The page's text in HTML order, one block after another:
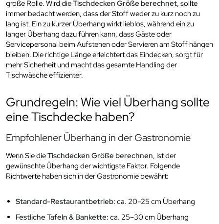
große Rolle. Wird dieTischdecken Größe berechnet, sollte
immer bedacht werden, dass der Stoff weder zu kurz noch zu
lang ist. Ein zu kurzer Überhang wirkt lieblos, während ein zu
langer Überhang dazu führen kann, dass Gäste oder
Servicepersonal beim Aufstehen oder Servieren am Stoff hängen
bleiben. Die richtige Länge erleichtert das Eindecken, sorgt für
mehr Sicherheit und macht das gesamte Handling der
Tischwäsche effizienter.
Grundregeln: Wie viel Überhang sollte
eine Tischdecke haben?
Empfohlener Überhang in der Gastronomie
Wenn Sie dieTischdecken Größe berechnen, ist der
gewünschte Überhang der wichtigste Faktor. Folgende
Richtwerte haben sich in der Gastronomie bewährt:
Standard-Restaurantbetrieb: ca. 20–25 cm Überhang
Festliche Tafeln & Bankette: ca. 25–30 cm Überhang